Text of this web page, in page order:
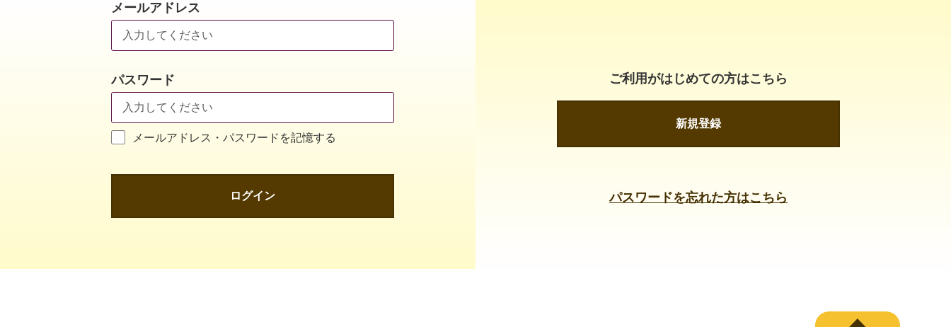
メールアドレス
パスワード
メールアドレス・パスワードを記憶する
ログイン
ご利用がはじめての方はこちら
新規登録
パスワードを忘れた方はこちら